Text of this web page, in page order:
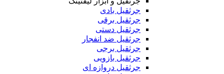
جرثقیل بادی
جرثقیل برقی
جرثقیل دستی
جرثقیل ضد انفجار
جرثقیل برجی
جرثقیل بازویی
جرثقیل دروازه ای